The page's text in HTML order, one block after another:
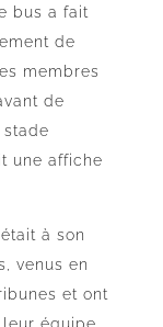
bus a fait
de
membres
de
une affiche
à son
venus en
et ont